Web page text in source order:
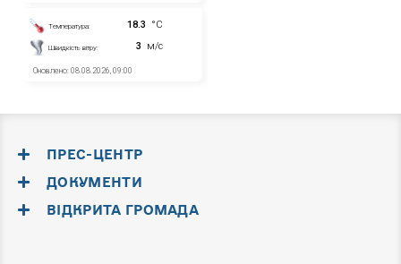
ПРЕС-ЦЕНТР
ДОКУМЕНТИ
ВІДКРИТА ГРОМАДА